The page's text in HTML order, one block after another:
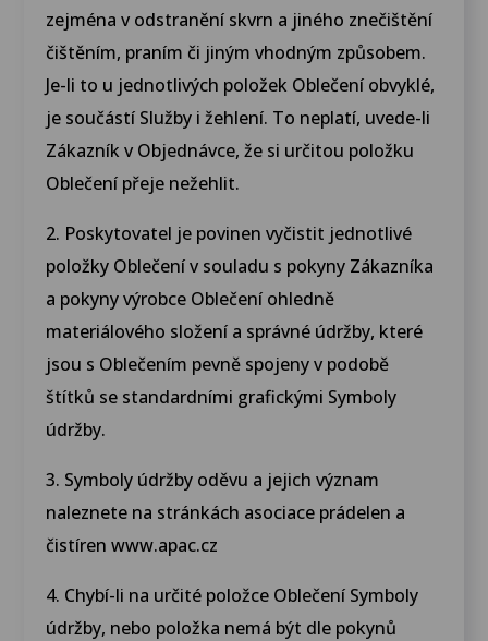
zejména v odstranění skvrn a jiného znečištění
čištěním, praním či jiným vhodným způsobem.
Je-li to u jednotlivých položek Oblečení obvyklé,
je součástí Služby i žehlení. To neplatí, uvede-li
Zákazník v Objednávce, že si určitou položku
Oblečení přeje nežehlit.
2. Poskytovatel je povinen vyčistit jednotlivé
položky Oblečení v souladu s pokyny Zákazníka
a pokyny výrobce Oblečení ohledně
materiálového složení a správné údržby, které
jsou s Oblečením pevně spojeny v podobě
štítků se standardními grafickými Symboly
údržby.
3. Symboly údržby oděvu a jejich význam
naleznete na stránkách asociace prádelen a
čistíren www.apac.cz
4. Chybí-li na určité položce Oblečení Symboly
údržby, nebo položka nemá být dle pokynů